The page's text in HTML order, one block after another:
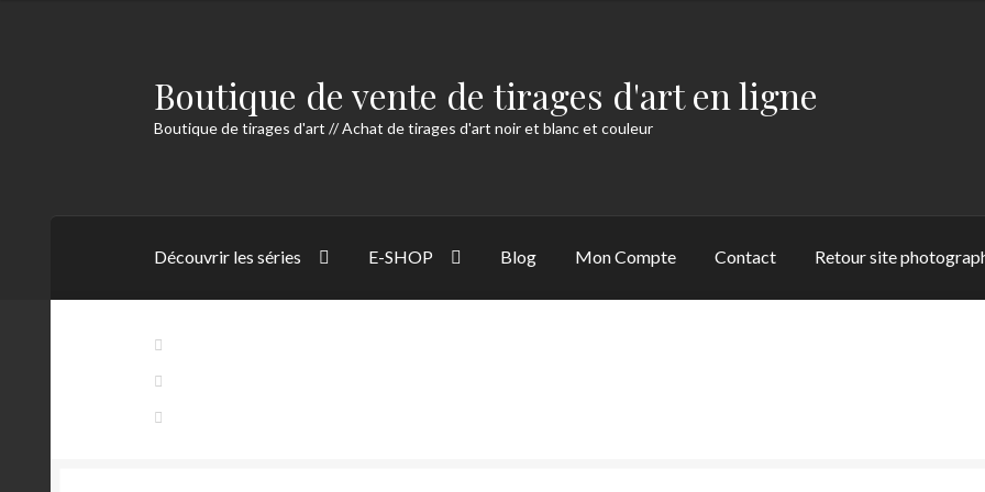
Aller
à
Aller
au
contenu
Boutique de vente de tirages d'art en ligne
Boutique de tirages d'art // Achat de tirages d'art noir et blanc et couleur
Découvrir les séries E-SHOP Blog Mon Compte Contact Retour site
Contact 1